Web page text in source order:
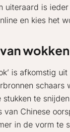
uiteraard is
en kies het
wokken
is afkomstig
schaars
stukken te
van Chinese
in de vorm te